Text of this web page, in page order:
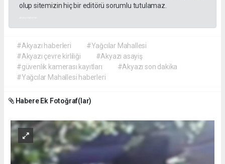
olup sitemizin hiç bir editörü sorumlu tutulamaz.
#Akyazı haberleri
#Yağcılar Mahallesi
#Akyazı çevre kirliliği
#Akyazı asayiş
#güvenlik kamerası kayıtları
#Akyazı son dakika
#Yağcılar Mahallesi haberleri
Habere Ek Fotoğraf(lar)